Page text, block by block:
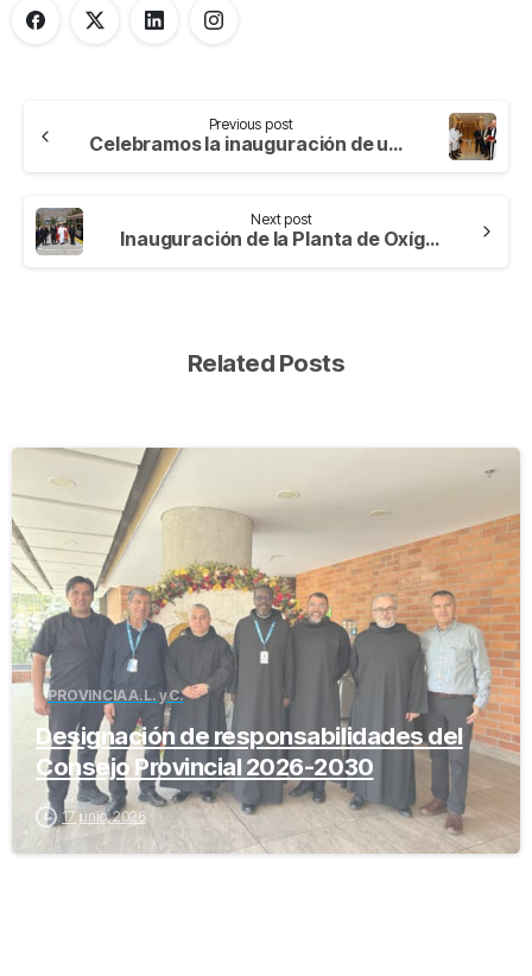
Previous post
Celebramos la inauguración de un nuevo sector de internación
Next post
Inauguración de la Planta de Oxígeno en la Clínica San Juan de Dios Cusco
Related Posts
PROVINCIA A.L. y C.
Designación de responsabilidades del
Consejo Provincial 2026-2030
17 junio, 2026